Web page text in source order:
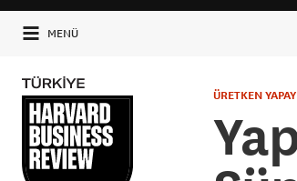
MENÜ
ÜRETKEN